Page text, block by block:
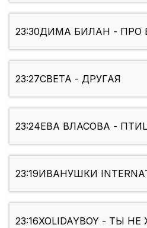
23:30ДИМА БИЛАН - ПРО
23:27СВЕТА - ДРУГАЯ
23:24ЕВА ВЛАСОВА -
23:19ИВАНУШКИ
23:16XOLIDAYBOY - ТЫ